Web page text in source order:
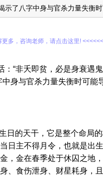
示了八字中身与官杀力量失衡
更多，咨询老师，请点击这里! <<<<<<
：“非夭即贫，必是身衰遇
身与官杀力量失衡时可能
日的天干，它是整个命局
日主不得月令，也就是出
，金在春季处于休囚之地
、食伤泄身、财星耗身，